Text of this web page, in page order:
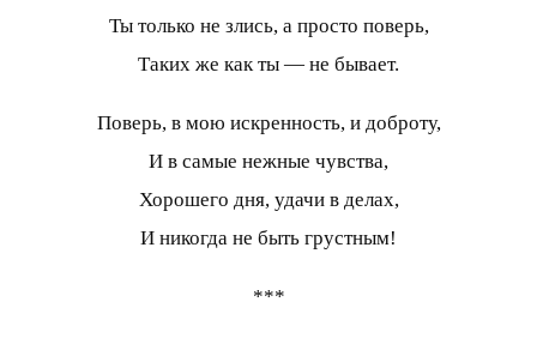
Ты только не злись, а просто поверь,
Таких же как ты — не бывает.
Поверь, в мою искренность, и доброту,
И в самые нежные чувства,
Хорошего дня, удачи в делах,
И никогда не быть грустным!
***